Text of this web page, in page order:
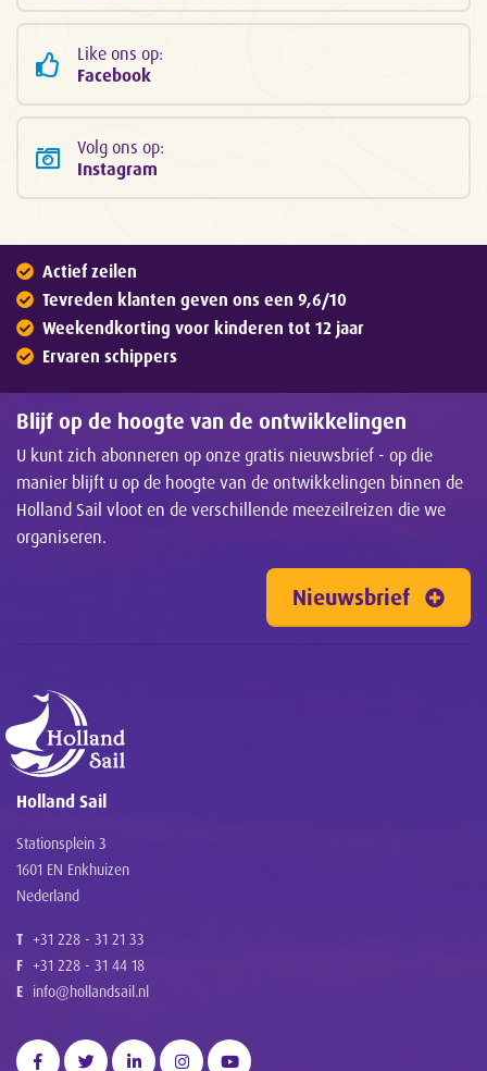
Like ons op:
Facebook
Volg ons op:
Instagram
Actief zeilen
Tevreden klanten geven ons een 9,6/10
Weekendkorting voor kinderen tot 12 jaar
Ervaren schippers
Blijf op de hoogte van de ontwikkelingen
U kunt zich abonneren op onze gratis nieuwsbrief - op die
manier blijft u op de hoogte van de ontwikkelingen binnen de
Holland Sail vloot en de verschillende meezeilreizen die we
organiseren.
Nieuwsbrief
Holland Sail
Stationsplein 3
1601 EN Enkhuizen
Nederland
T +31 228 - 31 21 33
F +31 228 - 31 44 18
E info@hollandsail.nl